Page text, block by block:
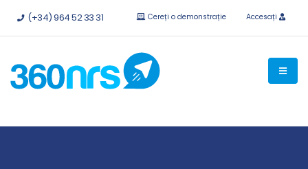
Încercați gratuit fără obligații. API-uri și integrări disponibile.
(+34) 964 52 33 31 Cereți o demonstrație Accesați